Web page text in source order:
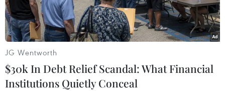
JG Wentworth
$30k In Debt Relief Scandal: What Financial
Institutions Quietly Conceal